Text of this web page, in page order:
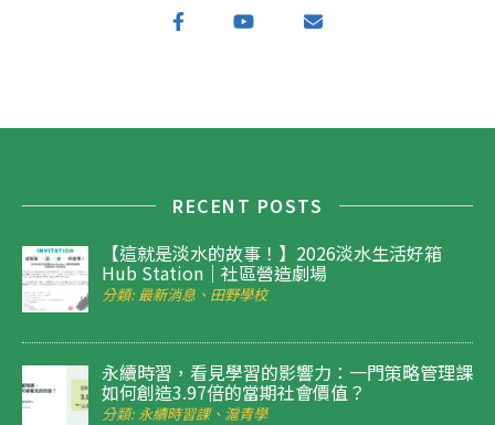
RECENT POSTS
【這就是淡水的故事！】2026淡水生活好箱
Hub Station｜社區營造劇場
分類: 最新消息、田野學校
永續時習，看見學習的影響力：一門策略管理課
如何創造3.97倍的當期社會價值？
分類: 永續時習課、滬青學